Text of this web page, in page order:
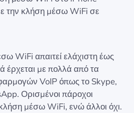
την κλήση μέσω WiFi σε
WiFi απαιτεί ελάχιστη έως
έρχεται με πολλά από τα
VoIP όπως το Skype,
Ορισμένοι πάροχοι
μέσω WiFi, ενώ άλλοι όχι.